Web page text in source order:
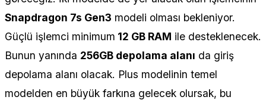
Snapdragon 7s Gen3 modeli olması bekleniyor.
Güçlü işlemci minimum 12 GB RAM ile desteklenecek.
Bunun yanında 256GB depolama alanı da giriş
depolama alanı olacak. Plus modelinin temel
modelden en büyük farkına gelecek olursak, bu